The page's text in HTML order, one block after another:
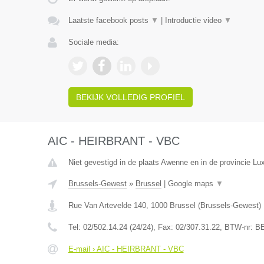
Laatste facebook posts ▼ Introductie video ▼
Sociale media:
BEKIJK VOLLEDIG PROFIEL
AIC - HEIRBRANT - VBC
Niet gevestigd in de plaats Awenne en in de provincie
Brussels-Gewest» Brussel Google maps ▼
Rue Van Artevelde 140, 1000 Brussel (Brussels-Gewest)
Tel: 02/502.14.24 (24/24), Fax: 02/307.31.22, BTW-nr:
E-mail › AIC - HEIRBRANT - VBC